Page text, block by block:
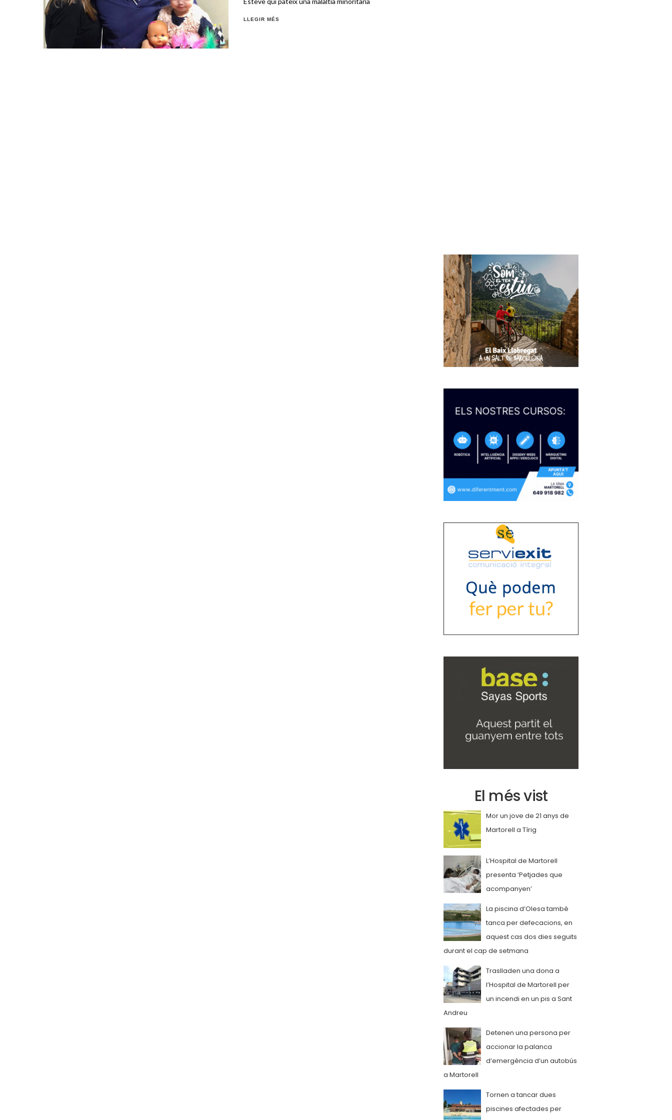
LLEGIR MÉS
El més vist
Mor un jove de 21 anys de
Martorell a Tírig
L’Hospital de Martorell
presenta ‘Petjades que
acompanyen’
La piscina d’Olesa també
tanca per defecacions, en
aquest cas dos dies seguits
durant el cap de setmana
Traslladen una dona a
l’Hospital de Martorell per
un incendi en un pis a Sant
Andreu
Detenen una persona per
accionar la palanca
d’emergència d’un autobús
a Martorell
Tornen a tancar dues
piscines afectades per